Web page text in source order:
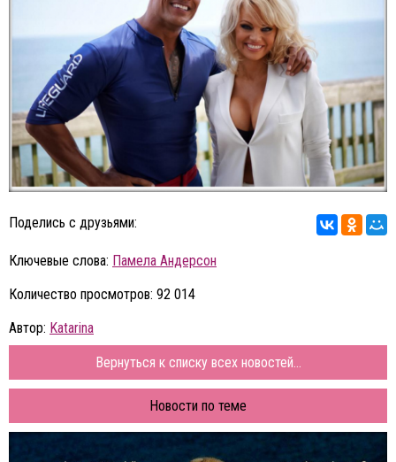
Поделись с друзьями:
Ключевые слова: Памела Андерсон
Количество просмотров: 92 014
Автор: Katarina
Вернуться к списку всех новостей...
Новости по теме